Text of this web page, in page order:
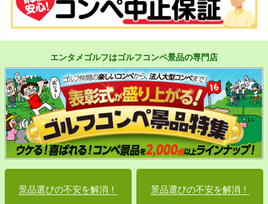
エンタメゴルフはゴルフコンペ景品の専門店
景品選びの不安を解消！ 景品選びの不安を解消！